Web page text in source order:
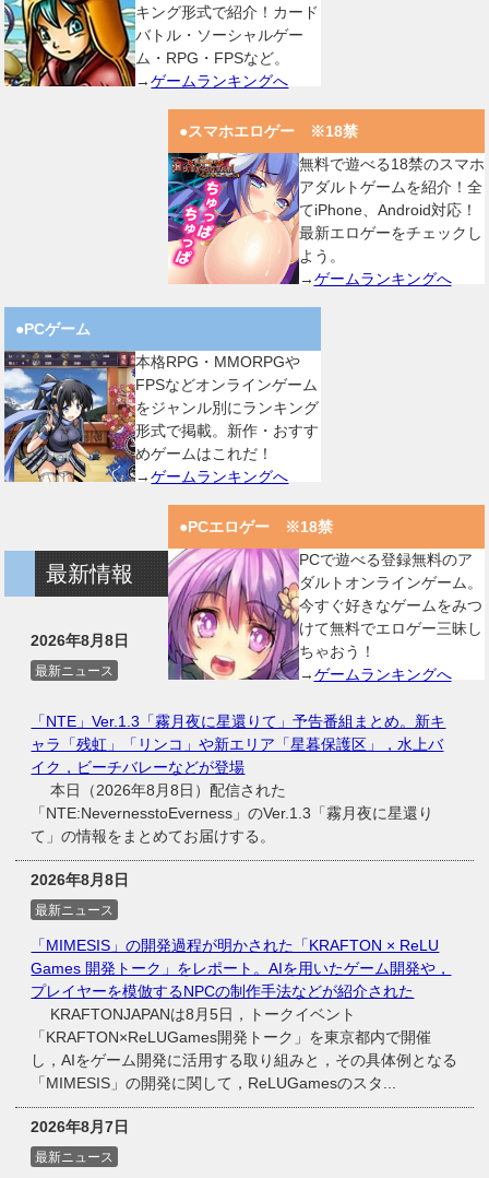
キング形式で紹介！カード
バトル・ソーシャルゲー
ム・RPG・FPSなど。
→ゲームランキングへ
●スマホエロゲー ※18禁
無料で遊べる18禁のスマホ
アダルトゲームを紹介！全
てiPhone、Android対応！
最新エロゲーをチェックし
よう。
→ゲームランキングへ
●PCゲーム
本格RPG・MMORPGや
FPSなどオンラインゲーム
をジャンル別にランキング
形式で掲載。新作・おすす
めゲームはこれだ！
→ゲームランキングへ
●PCエロゲー ※18禁
PCで遊べる登録無料のア
ダルトオンラインゲーム。
今すぐ好きなゲームをみつ
けて無料でエロゲー三昧し
ちゃおう！
→ゲームランキングへ
最新情報
2026年8月8日
最新ニュース
「NTE」Ver.1.3「霧月夜に星還りて」予告番組まとめ。新キ
ャラ「残虹」「リンコ」や新エリア「星暮保護区」，水上バ
イク，ビーチバレーなどが登場
本日（2026年8月8日）配信された
「NTE:NevernesstoEverness」のVer.1.3「霧月夜に星還り
て」の情報をまとめてお届けする。
2026年8月8日
最新ニュース
「MIMESIS」の開発過程が明かされた「KRAFTON × ReLU
Games 開発トーク」をレポート。AIを用いたゲーム開発や，
プレイヤーを模倣するNPCの制作手法などが紹介された
KRAFTONJAPANは8月5日，トークイベント
「KRAFTON×ReLUGames開発トーク」を東京都内で開催
し，AIをゲーム開発に活用する取り組みと，その具体例となる
「MIMESIS」の開発に関して，ReLUGamesのスタ...
2026年8月7日
最新ニュース